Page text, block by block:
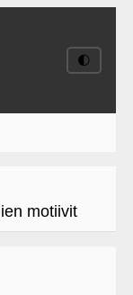
🌓
motiivit